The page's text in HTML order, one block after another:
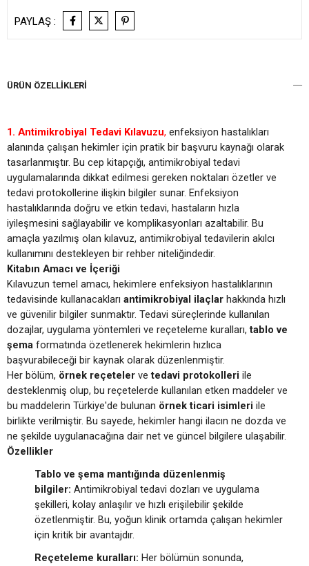
PAYLAŞ :
ÜRÜN ÖZELLIKLERI
1. Antimikrobiyal Tedavi Kılavuzu, enfeksiyon hastalıkları
alanında çalışan hekimler için pratik bir başvuru kaynağı olarak
tasarlanmıştır. Bu cep kitapçığı, antimikrobiyal tedavi
uygulamalarında dikkat edilmesi gereken noktaları özetler ve
tedavi protokollerine ilişkin bilgiler sunar. Enfeksiyon
hastalıklarında doğru ve etkin tedavi, hastaların hızla
iyileşmesini sağlayabilir ve komplikasyonları azaltabilir. Bu
amaçla yazılmış olan kılavuz, antimikrobiyal tedavilerin akılcı
kullanımını destekleyen bir rehber niteliğindedir.
Kitabın Amacı ve İçeriği
Kılavuzun temel amacı, hekimlere enfeksiyon hastalıklarının
tedavisinde kullanacakları antimikrobiyal ilaçlar hakkında hızlı
ve güvenilir bilgiler sunmaktır. Tedavi süreçlerinde kullanılan
dozajlar, uygulama yöntemleri ve reçeteleme kuralları,tablo ve
şema formatında özetlenerek hekimlerin hızlıca
başvurabileceği bir kaynak olarak düzenlenmiştir.
Her bölüm, örnek reçeteler vetedavi protokolleri ile
desteklenmiş olup, bu reçetelerde kullanılan etken maddeler ve
bu maddelerin Türkiye'de bulunan örnek ticari isimleri ile
birlikte verilmiştir. Bu sayede, hekimler hangi ilacın ne dozda ve
ne şekilde uygulanacağına dair net ve güncel bilgilere ulaşabilir.
Özellikler
Tablo ve şema mantığında düzenlenmiş
bilgiler: Antimikrobiyal tedavi dozları ve uygulama
şekilleri, kolay anlaşılır ve hızlı erişilebilir şekilde
özetlenmiştir. Bu, yoğun klinik ortamda çalışan hekimler
için kritik bir avantajdır.
Reçeteleme kuralları: Her bölümün sonunda,